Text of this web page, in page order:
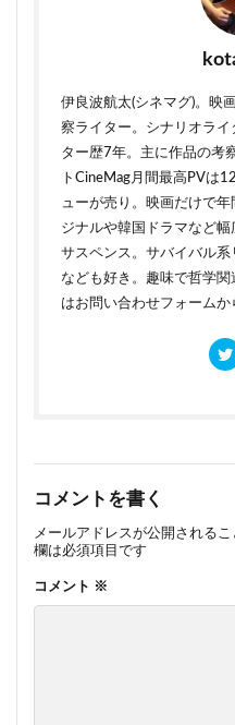
伊良波航太(シネマグ)。映
察ライター。シナリオラ
ター歴7年。主に作品の考
トCineMag月間最高PVは
ューが売り。映画だけで
ジナルや韓国ドラマなど
サスペンス。サバイバル
なども好き。趣味で哲学
はお問い合わせフォームか
コメントを書く
メールアドレスが公開されるこ
欄は必須項目です
コメント ※